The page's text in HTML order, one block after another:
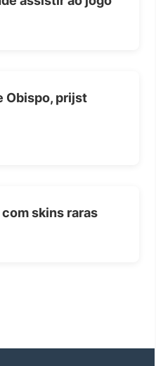
Obispo, prijst
skins raras